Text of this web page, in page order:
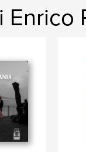
, fotografie
Enrico